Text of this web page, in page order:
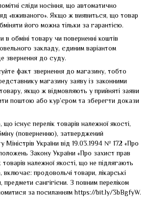
сліди носіння, що автоматично
«вживаного». Якщо ж виявиться, що товар
його можна тільки за гарантією.
обміні товару чи поверненні коштів
закладу, єдиним варіантом
звернення до суду.
факт звернення до магазину, тобто
магазину заяву із законними
якщо ж відмовляють у прийняті заяви
поштою або кур’єром та зберегти докази
існує перелік товарів належної якості,
(поверненню), затверджений
Міністрів України від 19.03.1994 № 172 «Про
Закону України «Про захист прав
товарів належної якості, що не підлягають
продовольчі товари, лікарські
предмети сангігієни. З повним переліком
за посиланнямhttps://bit.ly/3bBgfyW.